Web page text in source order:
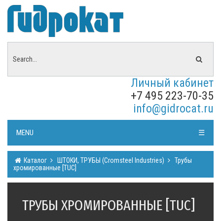
Личный кабинет
+7 495 223-70-35
info@gidrocat.ru
MENU ☰
Каталог ШТОКИ, ТРУБЫ (Cromsteel Industries)
Трубы
хромированные [TUC]
ТРУБЫ ХРОМИРОВАННЫЕ [TUC]